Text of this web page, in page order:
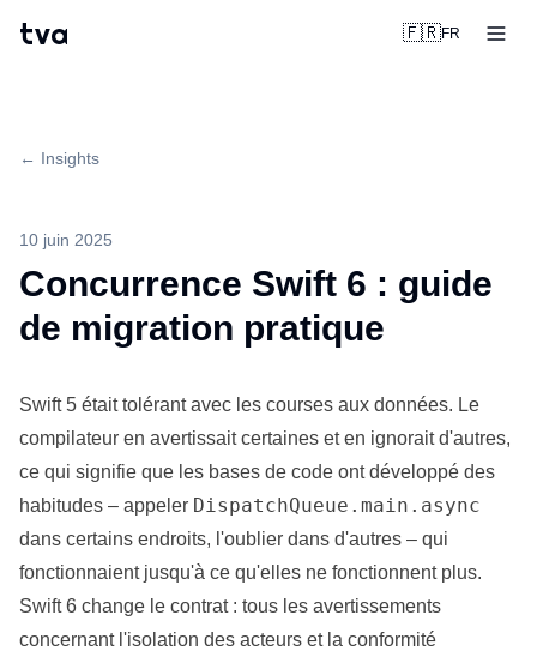
tva 🇫🇷FR
← Insights
10 juin 2025
Concurrence Swift 6 : guide
de migration pratique
Swift 5 était tolérant avec les courses aux données. Le
compilateur en avertissait certaines et en ignorait d'autres,
ce qui signifie que les bases de code ont développé des
habitudes – appeler DispatchQueue.main.async
dans certains endroits, l'oublier dans d'autres – qui
fonctionnaient jusqu'à ce qu'elles ne fonctionnent plus.
Swift 6 change le contrat : tous les avertissements
concernant l'isolation des acteurs et la conformité